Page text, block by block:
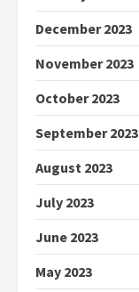
December 2023
November 2023
October 2023
September 2023
August 2023
July 2023
June 2023
May 2023